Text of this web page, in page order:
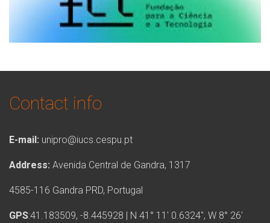
Contact info
E-mail: unipro@iucs.cespu.pt
Address: Avenida Central de Gandra, 1317
4585-116 Gandra PRD, Portugal
GPS:41.183509, -8.445928 | N 41° 11′ 0.6324″, W 8° 26′